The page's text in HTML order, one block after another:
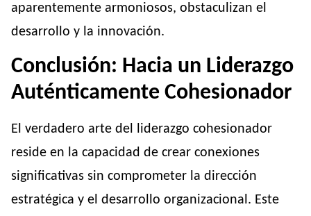
aparentemente armoniosos, obstaculizan el
desarrollo y la innovación.
Conclusión: Hacia un Liderazgo
Auténticamente Cohesionador
El verdadero arte del liderazgo cohesionador
reside en la capacidad de crear conexiones
significativas sin comprometer la dirección
estratégica y el desarrollo organizacional. Este